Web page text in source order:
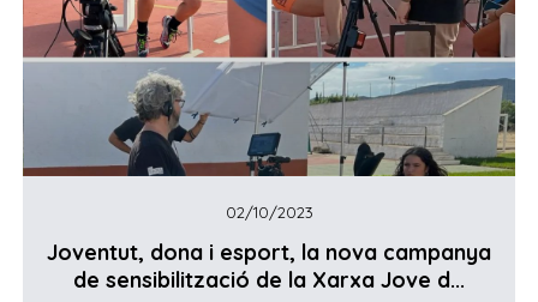
02/10/2023
Joventut, dona i esport, la nova campanya
de sensibilització de la Xarxa Jove d...